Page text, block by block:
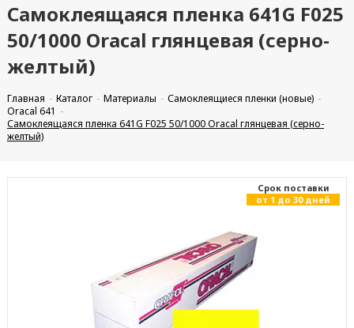
Самоклеящаяся пленка 641G F025
50/1000 Oracal глянцевая (серно-
желтый)
Главная Каталог Материалы
Самоклеящиеся пленки (новые)
Oracal 641
Самоклеящаяся пленка 641G F025 50/1000 Oracal глянцевая (серно-
желтый)
Cрок поставки
от 1 до 30 дней